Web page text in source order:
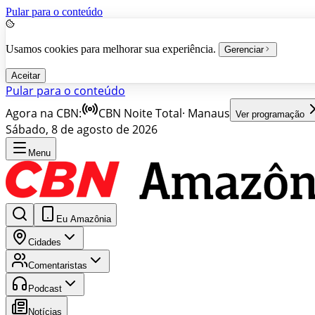
Pular para o conteúdo
Usamos cookies para melhorar sua experiência. Gerenciar
Aceitar
Pular para o conteúdo
Agora na CBN:
CBN Noite Total· Manaus Ver programação
Sábado, 8 de agosto de 2026
Menu
Eu Amazônia
Cidades
Comentaristas
Podcast
Notícias